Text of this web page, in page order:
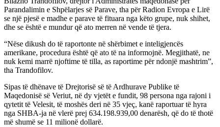
Parandalimin e Shpëlarjes së Parave, tha për Radion Evropa e Lirë
se një pjesë e madhe e parave të fituara nga këto grupe, nuk shihet,
dhe se është e mundur që ato merren në vende të tjera.
“Nëse dikush do të raportonte në shërbimet e inteligjencës
amerikane, procedura është që ato të na informojnë. Megjithatë, ne
nuk kemi marrë njoftime të tilla, as raportime për ndonjë mashtrim”,
tha Trandofilov.
Sipas të dhënave të Drejtorisë së të Ardhurave Publike të
Maqedonisë së Veriut, në dy vjetët e fundit, 98 persona nga rajoni i
qytetit të Velesit, të moshës deri në 35 vjeç, kanë raportuar të hyra
nga SHBA-ja në vlerë prej 634.198.939,00 denarësh, që do të thotë
më shumë se 11 milionë dollarë.